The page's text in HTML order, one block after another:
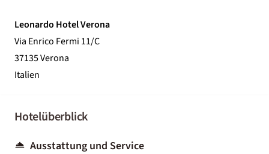
Leonardo Hotel Verona
Via Enrico Fermi 11/C
37135 Verona
Italien
Hotelüberblick
Ausstattung und Service